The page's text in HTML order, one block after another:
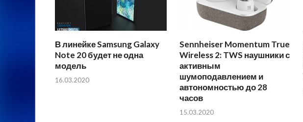
В линейке Samsung Galaxy
Note 20 будет не одна
модель
16.03.2020
Sennheiser Momentum True
Wireless 2: TWS наушники с
активным
шумоподавлением и
автономностью до 28
часов
15.03.2020